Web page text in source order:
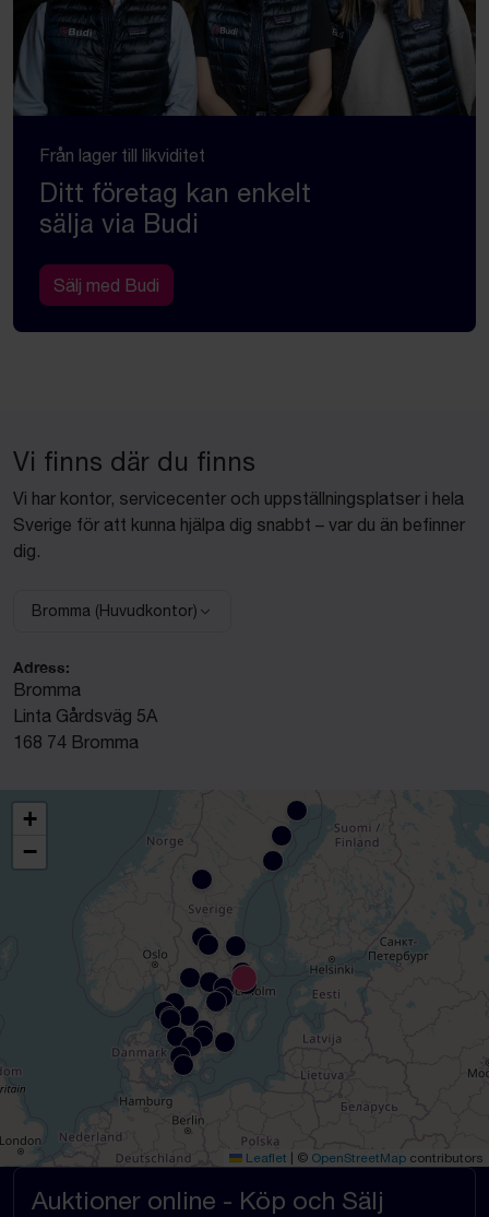
Från lager till likviditet
Ditt företag kan enkelt
sälja via Budi
Sälj med Budi
Vi finns där du finns
Vi har kontor, servicecenter och uppställningsplatser i hela
Sverige för att kunna hjälpa dig snabbt – var du än befinner
dig.
Välj anläggning:
Bromma (Huvudkontor)
Adress:
Bromma
Linta Gårdsväg 5A
168 74 Bromma
+
−
Leaflet © OpenStreetMap contributors
Auktioner online - Köp och Sälj